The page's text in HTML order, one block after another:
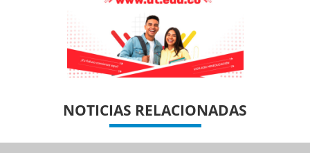
NOTICIAS RELACIONADAS